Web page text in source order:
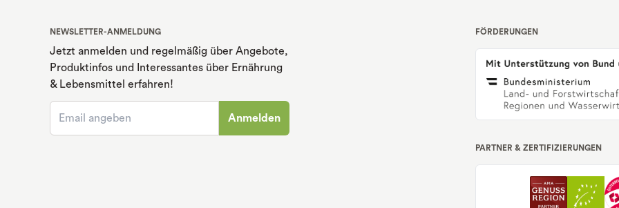
NEWSLETTER-ANMELDUNG
Jetzt anmelden und regelmäßig über Angebote,
Produktinfos und Interessantes über Ernährung
& Lebensmittel erfahren!
Anmelden
FÖRDERUNGEN
PARTNER & ZERTIFIZIERUNGEN